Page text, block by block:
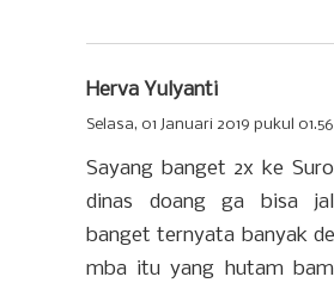
Herva Yulyanti
Selasa, 01 Januari 2019 pukul
Sayang banget 2x ke
dinas doang ga bisa
banget ternyata banyak
mba itu yang hutam